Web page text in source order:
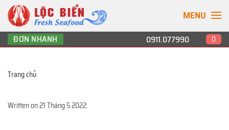
MENU
ĐƠN NHANH 0911.077990 0
Trang chủ
Written on21 Tháng 5 2022.